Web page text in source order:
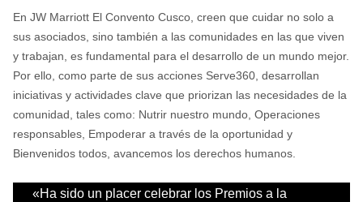
En JW Marriott El Convento Cusco, creen que cuidar no solo a
sus asociados, sino también a las comunidades en las que viven
y trabajan, es fundamental para el desarrollo de un mundo mejor.
Por ello, como parte de sus acciones Serve360, desarrollan
iniciativas y actividades clave que priorizan las necesidades de la
comunidad, tales como: Nutrir nuestro mundo, Operaciones
responsables, Empoderar a través de la oportunidad y
Bienvenidos todos, avancemos los derechos humanos.
«Ha sido un placer celebrar los Premios a la